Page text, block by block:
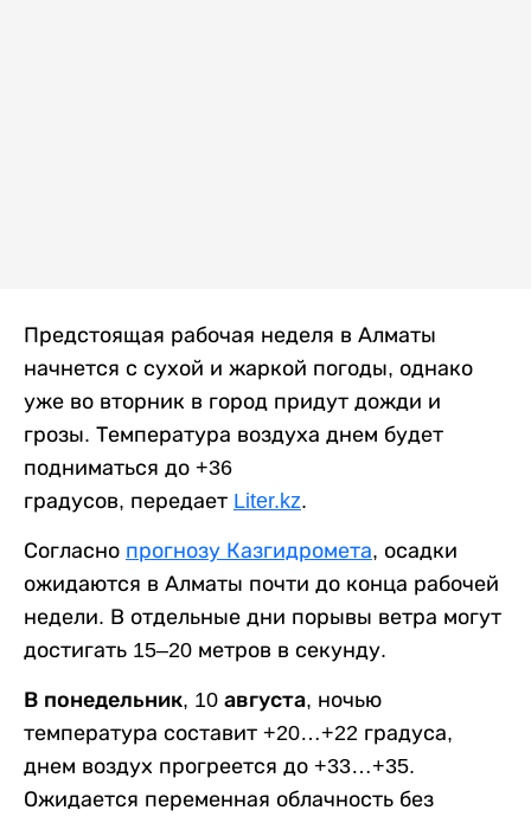
Предстоящая рабочая неделя в Алматы
начнется с сухой и жаркой погоды, однако
уже во вторник в город придут дожди и
грозы. Температура воздуха днем будет
подниматься до +36
градусов, передает Liter.kz.
Согласно прогнозу Казгидромета, осадки
ожидаются в Алматы почти до конца рабочей
недели. В отдельные дни порывы ветра могут
достигать 15–20 метров в секунду.
В понедельник, 10 августа, ночью
температура составит +20…+22 градуса,
днем воздух прогреется до +33…+35.
Ожидается переменная облачность без